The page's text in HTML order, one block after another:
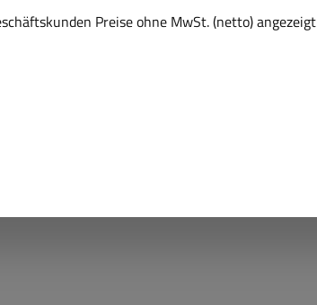
Preise ohne MwSt. (netto) angezeigt